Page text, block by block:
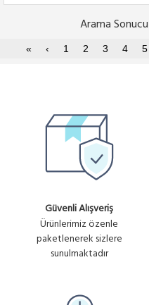
Arama Sonucu
« ‹ 1 2 3 4 5
Güvenli Alışveriş
Ürünlerimiz özenle
paketlenerek sizlere
sunulmaktadır